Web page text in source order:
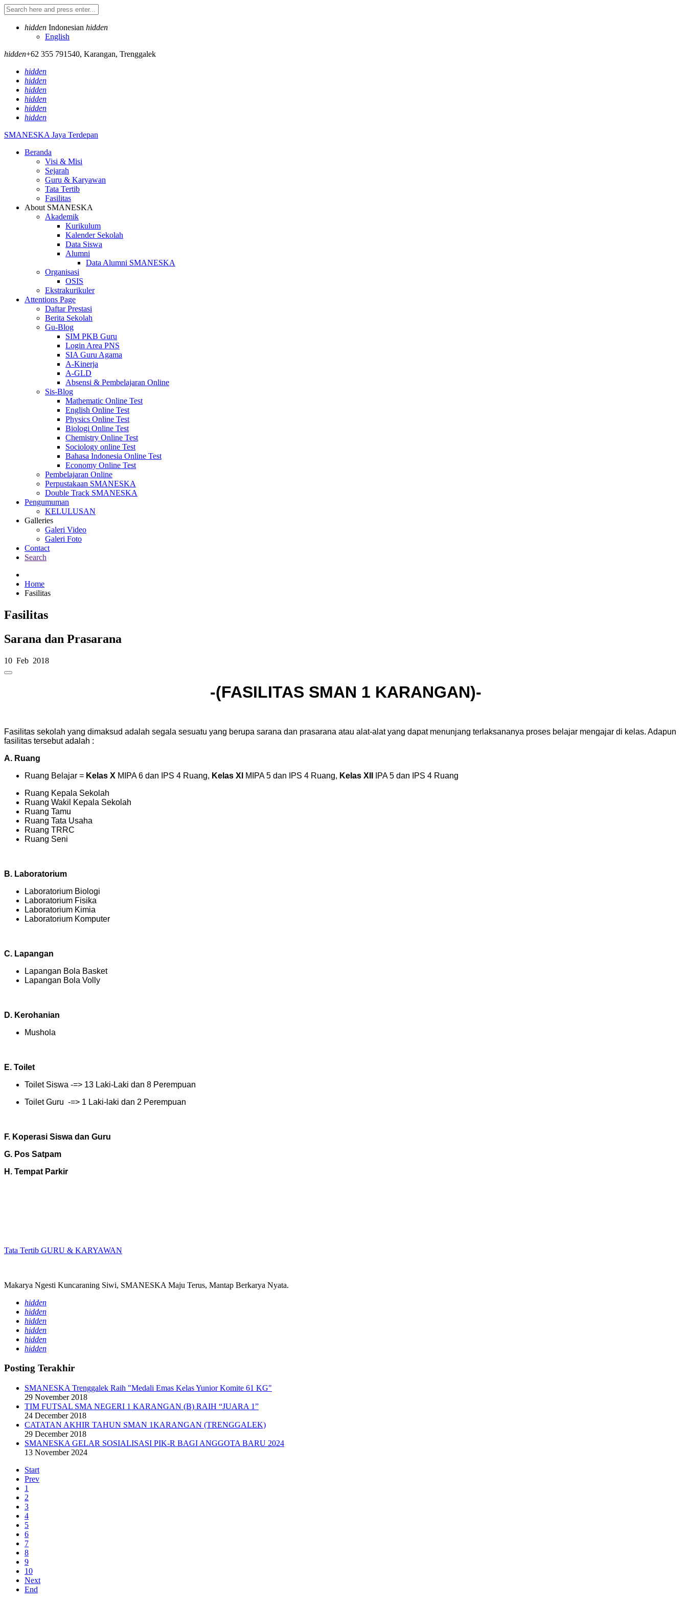
hidden Indonesian hidden
English
hidden+62 355 791540, Karangan, Trenggalek
hidden
hidden
hidden
hidden
hidden
hidden
SMANESKA Jaya Terdepan
Beranda
Visi & Misi
Sejarah
Guru & Karyawan
Tata Tertib
Fasilitas
About SMANESKA
Akademik
Kurikulum
Kalender Sekolah
Data Siswa
Alumni
Data Alumni SMANESKA
Organisasi
OSIS
Ekstrakurikuler
Attentions Page
Daftar Prestasi
Berita Sekolah
Gu-Blog
SIM PKB Guru
Login Area PNS
SIA Guru Agama
A-Kinerja
A-GLD
Absensi & Pembelajaran Online
Sis-Blog
Mathematic Online Test
English Online Test
Physics Online Test
Biologi Online Test
Chemistry Online Test
Sociology online Test
Bahasa Indonesia Online Test
Economy Online Test
Pembelajaran Online
Perpustakaan SMANESKA
Double Track SMANESKA
Pengumuman
KELULUSAN
Galleries
Galeri Video
Galeri Foto
Contact
Search
Home
Fasilitas
Fasilitas
Sarana dan Prasarana
10 Feb 2018
-(FASILITAS SMAN 1 KARANGAN)-
Fasilitas sekolah yang dimaksud adalah segala sesuatu yang berupa sarana dan prasarana atau alat-alat yang dapat menunjang terlaksananya proses belajar mengajar di kelas. Adapun
fasilitas tersebut adalah :
A. Ruang
Ruang Belajar = Kelas X MIPA 6 dan IPS 4 Ruang, Kelas XI MIPA 5 dan IPS 4 Ruang, Kelas XII
IPA 5 dan IPS 4 Ruang
Ruang Kepala Sekolah
Ruang Wakil Kepala Sekolah
Ruang Tamu
Ruang Tata Usaha
Ruang TRRC
Ruang Seni
B. Laboratorium
Laboratorium Biologi
Laboratorium Fisika
Laboratorium Kimia
Laboratorium Komputer
C. Lapangan
Lapangan Bola Basket
Lapangan Bola Volly
D. Kerohanian
Mushola
E. Toilet
Toilet Siswa -=> 13 Laki-Laki dan 8 Perempuan
Toilet Guru -=> 1 Laki-laki dan 2 Perempuan
F. Koperasi Siswa dan Guru
G. Pos Satpam
H. Tempat Parkir
Tata Tertib GURU & KARYAWAN
Makarya Ngesti Kuncaraning Siwi, SMANESKA Maju Terus, Mantap Berkarya Nyata.
hidden
hidden
hidden
hidden
hidden
hidden
Posting Terakhir
SMANESKA Trenggalek Raih "Medali Emas Kelas Yunior Komite 61 KG"
29 November 2018
TIM FUTSAL SMA NEGERI 1 KARANGAN (B) RAIH “JUARA 1”
24 December 2018
CATATAN AKHIR TAHUN SMAN 1KARANGAN (TRENGGALEK)
29 December 2018
SMANESKA GELAR SOSIALISASI PIK-R BAGI ANGGOTA BARU 2024
13 November 2024
Start
Prev
1
2
3
4
5
6
7
8
9
10
Next
End